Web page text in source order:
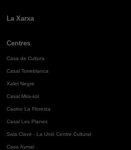
La Xarxa
Centres
Casa de Cultura
Casal Torreblanca
Xalet Negre
Casal Mira-sol
Casino La Floresta
Casal Les Planes
Sala Clavé - La Unió Centre Cultural
Casa Aymat